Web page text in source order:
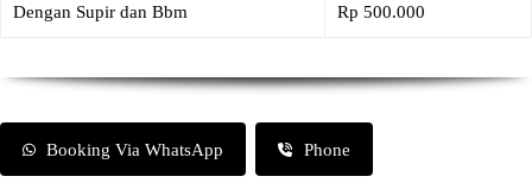
Dengan Supir dan Bbm Rp 500.000
Booking Via WhatsApp Phone